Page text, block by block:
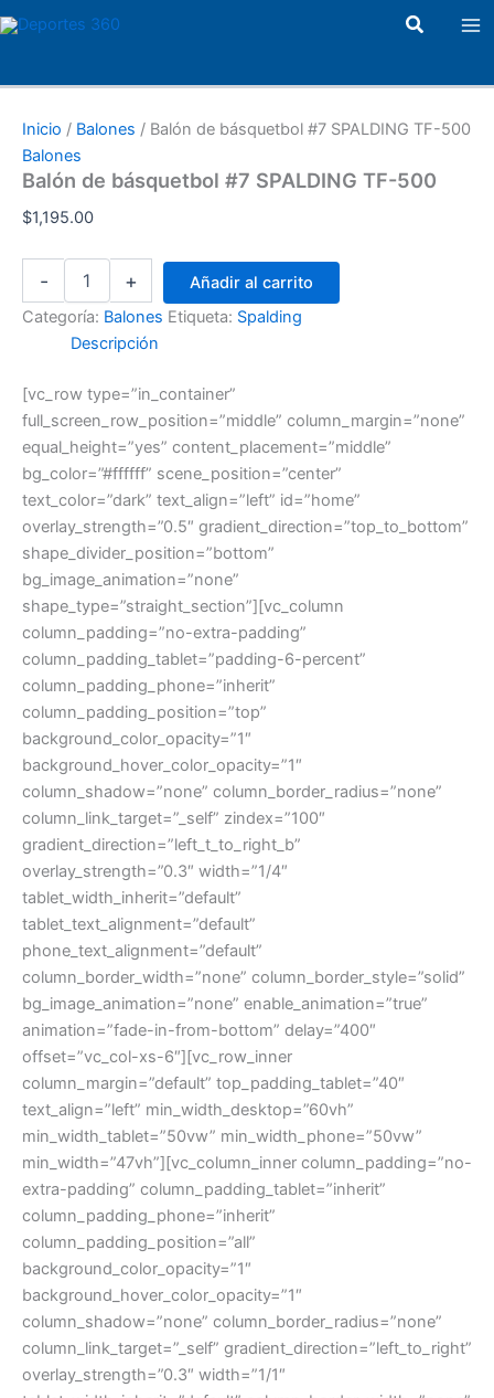
Ir
al
Buscar
Inicio / Balones / Balón de básquetbol #7 SPALDING TF-500
Balones
Balón de básquetbol #7 SPALDING TF-500
$1,195.00
-
de
TF-
500
cantidad
+
Añadir al carrito
Categoría: Balones Etiqueta: Spalding
Descripción
[vc_row type=”in_container”
full_screen_row_position=”middle” column_margin=”none”
equal_height=”yes” content_placement=”middle”
bg_color=”#ffffff” scene_position=”center”
text_color=”dark” text_align=”left” id=”home”
overlay_strength=”0.5″ gradient_direction=”top_to_bottom”
shape_divider_position=”bottom”
bg_image_animation=”none”
shape_type=”straight_section”][vc_column
column_padding=”no-extra-padding”
column_padding_tablet=”padding-6-percent”
column_padding_phone=”inherit”
column_padding_position=”top”
background_color_opacity=”1″
background_hover_color_opacity=”1″
column_shadow=”none” column_border_radius=”none”
column_link_target=”_self” zindex=”100″
gradient_direction=”left_t_to_right_b”
overlay_strength=”0.3″ width=”1/4″
tablet_width_inherit=”default”
tablet_text_alignment=”default”
phone_text_alignment=”default”
column_border_width=”none” column_border_style=”solid”
bg_image_animation=”none” enable_animation=”true”
animation=”fade-in-from-bottom” delay=”400″
offset=”vc_col-xs-6″][vc_row_inner
column_margin=”default” top_padding_tablet=”40″
text_align=”left” min_width_desktop=”60vh”
min_width_tablet=”50vw” min_width_phone=”50vw”
min_width=”47vh”][vc_column_inner column_padding=”no-
extra-padding” column_padding_tablet=”inherit”
column_padding_phone=”inherit”
column_padding_position=”all”
background_color_opacity=”1″
background_hover_color_opacity=”1″
column_shadow=”none” column_border_radius=”none”
column_link_target=”_self” gradient_direction=”left_to_right”
overlay_strength=”0.3″ width=”1/1″